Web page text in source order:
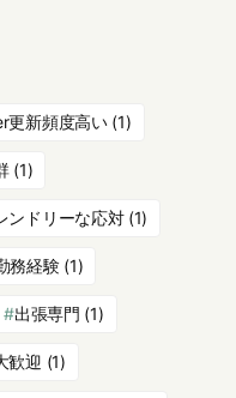
更新頻度高い(1)
(1)
ンドリーな応対(1)
務経験(1)
出張専門 (1)
歓迎 (1)